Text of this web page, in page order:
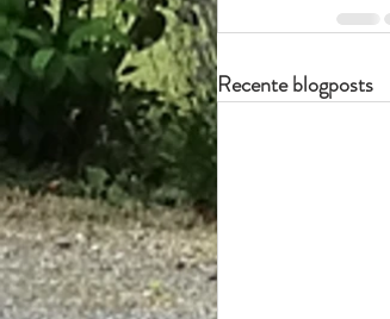
Recente blogposts